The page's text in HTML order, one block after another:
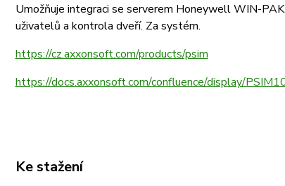
Umožňuje integraci se serverem Honeywell WIN-
uživatelů a kontrola dveří. Za systém.
https://cz.axxonsoft.com/products/psim
https://docs.axxonsoft.com/confluence/display/
Ke stažení